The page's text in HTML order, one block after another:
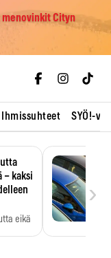
menovinkit Cityn
Ihmissuhteet SYÖ!-
– kaksi
eikä
›